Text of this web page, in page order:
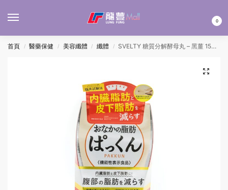
0
首頁 / 醫藥保健 / 美容纖體 / 纖體 / SVELTY 糖質分解酵母丸 – 黑薑 150’S